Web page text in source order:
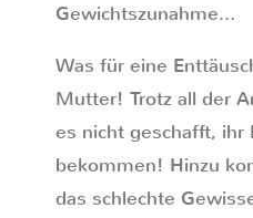
Gewichtszunahme…
Was für eine
Mutter! Trotz all der
es nicht geschafft, ihr
bekommen! Hinzu
das schlechte